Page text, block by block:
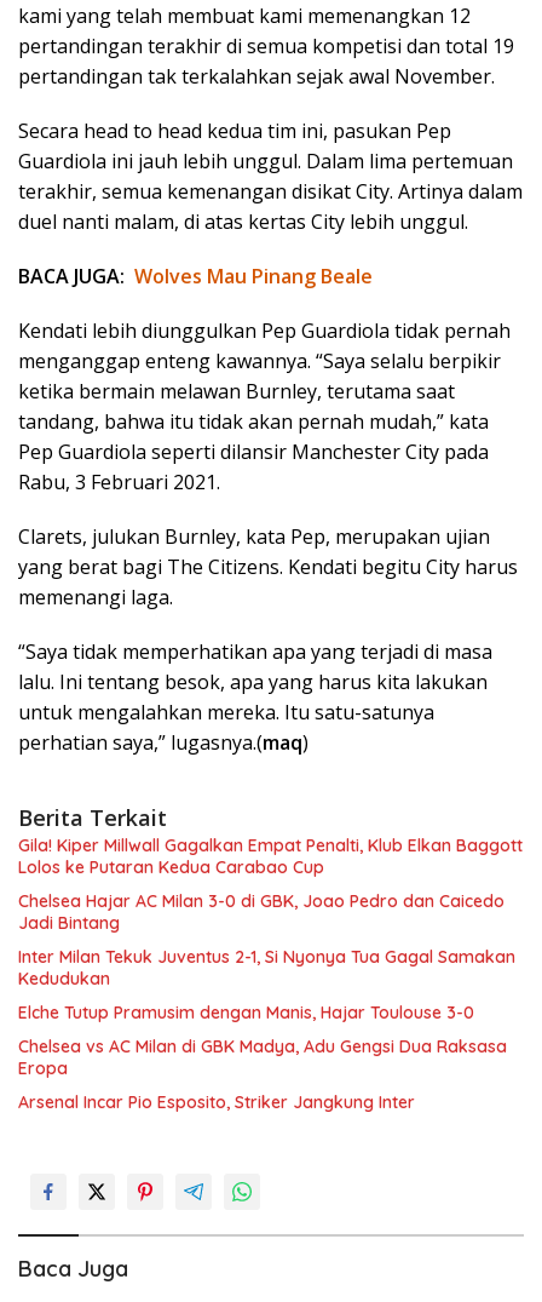
kami yang telah membuat kami memenangkan 12
pertandingan terakhir di semua kompetisi dan total 19
pertandingan tak terkalahkan sejak awal November.
Secara head to head kedua tim ini, pasukan Pep
Guardiola ini jauh lebih unggul. Dalam lima pertemuan
terakhir, semua kemenangan disikat City. Artinya dalam
duel nanti malam, di atas kertas City lebih unggul.
BACA JUGA: Wolves Mau Pinang Beale
Kendati lebih diunggulkan Pep Guardiola tidak pernah
menganggap enteng kawannya. “Saya selalu berpikir
ketika bermain melawan Burnley, terutama saat
tandang, bahwa itu tidak akan pernah mudah,” kata
Pep Guardiola seperti dilansir Manchester City pada
Rabu, 3 Februari 2021.
Clarets, julukan Burnley, kata Pep, merupakan ujian
yang berat bagi The Citizens. Kendati begitu City harus
memenangi laga.
“Saya tidak memperhatikan apa yang terjadi di masa
lalu. Ini tentang besok, apa yang harus kita lakukan
untuk mengalahkan mereka. Itu satu-satunya
perhatian saya,” lugasnya.(maq)
Berita Terkait
Gila! Kiper Millwall Gagalkan Empat Penalti, Klub Elkan Baggott
Lolos ke Putaran Kedua Carabao Cup
Chelsea Hajar AC Milan 3-0 di GBK, Joao Pedro dan Caicedo
Jadi Bintang
Inter Milan Tekuk Juventus 2-1, Si Nyonya Tua Gagal Samakan
Kedudukan
Elche Tutup Pramusim dengan Manis, Hajar Toulouse 3-0
Chelsea vs AC Milan di GBK Madya, Adu Gengsi Dua Raksasa
Eropa
Arsenal Incar Pio Esposito, Striker Jangkung Inter
Baca Juga